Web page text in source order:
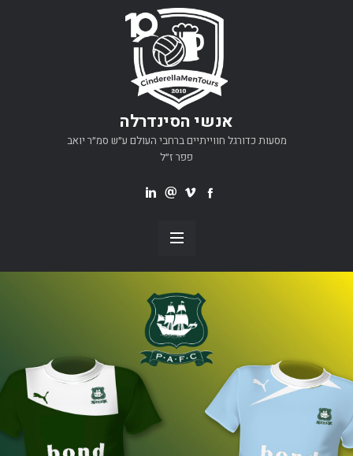
אנשי הסינדרלה
מסעות כדורגל חווייתיים ברחבי העולם ע״ש סמ״ר יואב
פפר ז״ל